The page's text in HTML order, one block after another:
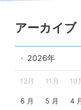
アーカイブ
2026年
12月 11月 10
6 月 5 月 4